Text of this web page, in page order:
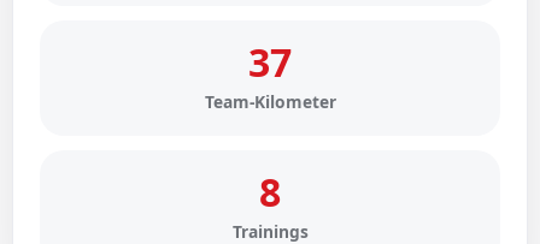
37
Team-Kilometer
8
Trainings